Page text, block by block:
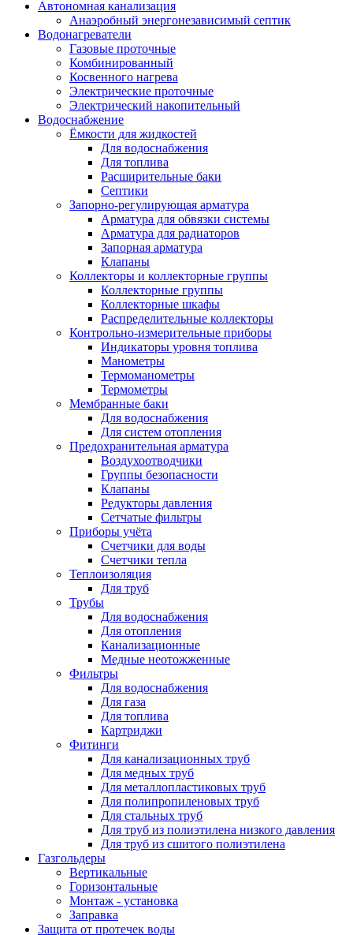
Автономная канализация
Анаэробный энергонезависимый септик
Водонагреватели
Газовые проточные
Комбинированный
Косвенного нагрева
Электрические проточные
Электрический накопительный
Водоснабжение
Ёмкости для жидкостей
Для водоснабжения
Для топлива
Расширительные баки
Септики
Запорно-регулирующая арматура
Арматура для обвязки системы
Арматура для радиаторов
Запорная арматура
Клапаны
Коллекторы и коллекторные группы
Коллекторные группы
Коллекторные шкафы
Распределительные коллекторы
Контрольно-измерительные приборы
Индикаторы уровня топлива
Манометры
Термоманометры
Термометры
Мембранные баки
Для водоснабжения
Для систем отопления
Предохранительная арматура
Воздухоотводчики
Группы безопасности
Клапаны
Редукторы давления
Сетчатые фильтры
Приборы учёта
Счетчики для воды
Счетчики тепла
Теплоизоляция
Для труб
Трубы
Для водоснабжения
Для отопления
Канализационные
Медные неотожженные
Фильтры
Для водоснабжения
Для газа
Для топлива
Картриджи
Фитинги
Для канализационных труб
Для медных труб
Для металлопластиковых труб
Для полипропиленовых труб
Для стальных труб
Для труб из полиэтилена низкого давления
Для труб из сшитого полиэтилена
Газгольдеры
Вертикальные
Горизонтальные
Монтаж - установка
Заправка
Защита от протечек воды